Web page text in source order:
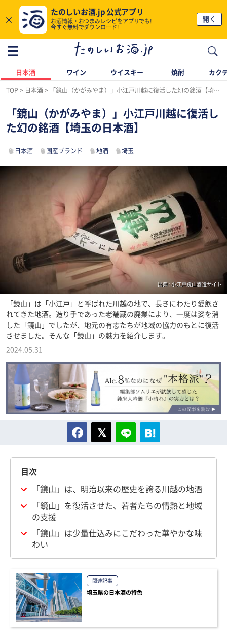
×
たのしいお酒.jp 公式アプリ
お酒情報・おつまみレシピをアプリでも!
今すぐ無料でダウンロード!
開く
日本酒 ワイン ウイスキー 焼酎 カク
TOP 日本酒 「鏡山（かがみやま）」小江戸川越に復活した幻の銘酒【埼玉の日本酒】
「鏡山（かがみやま）」小江戸川越に復活し
た幻の銘酒【埼玉の日本酒】
日本酒 国産ブランド 地酒 埼玉
出典 : 小江戸鏡山酒造サイト
「鏡山」は「小江戸」と呼ばれた川越の地で、長きにわたり愛飲さ
れてきた地酒。造り手であった老舗蔵の廃業により、一度は姿を消
した「鏡山」でしたが、地元の有志たちが地域の協力のもとに復活
させました。そんな「鏡山」の魅力を紹介します。
2024.05.31
目次
「鏡山」は、明治以来の歴史を誇る川越の地酒
「鏡山」を復活させた、若者たちの情熱と地域
の支援
「鏡山」は少量仕込みにこだわった華やかな味
わい
関連記事
埼玉県の日本酒の特色